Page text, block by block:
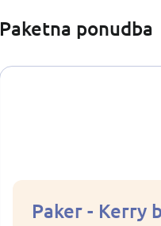
Paketna ponudba
Paker - Kerry